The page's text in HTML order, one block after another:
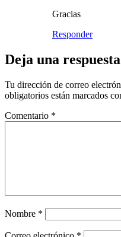
Gracias
Responder
Deja una respuesta
Tu dirección de correo
obligatorios están marcados
Comentario *
Nombre *